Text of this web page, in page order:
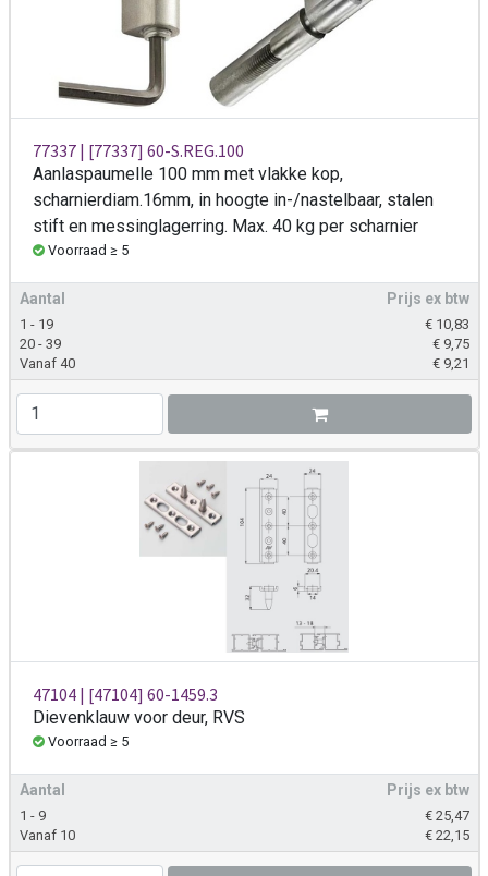
77337 | [77337] 60-S.REG.100
Aanlaspaumelle 100 mm met vlakke kop,
scharnierdiam.16mm, in hoogte in-/nastelbaar, stalen
stift en messinglagerring. Max. 40 kg per scharnier
Voorraad ≥ 5
Aantal Prijs ex btw
1 - 19 € 10,83
20 - 39
€ 9,75
Vanaf 40
€ 9,21
47104 | [47104] 60-1459.3
Dievenklauw voor deur, RVS
Voorraad ≥ 5
Aantal Prijs ex btw
1 - 9 € 25,47
Vanaf 10
€ 22,15